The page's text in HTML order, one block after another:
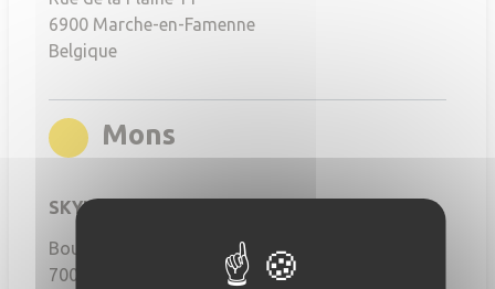
6900 Marche-en-Famenne
Belgique
Mons
SKYLAB FACTORY MONS
Boulevard Sainctelette 39
7000